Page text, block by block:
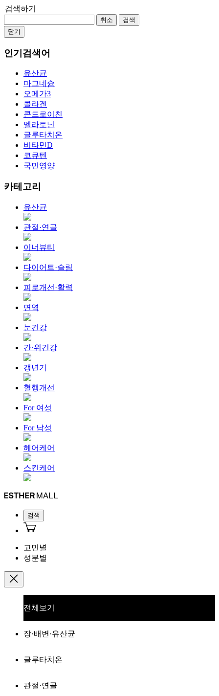
검색하기
취소
검색
닫기
인기검색어
유산균
마그네슘
오메가3
콜라겐
콘드로이친
멜라토닌
글루타치온
비타민D
코큐텐
국민영양
카테고리
유산균
관절·연골
이너뷰티
다이어트·슬림
피로개선·활력
면역
눈건강
간·위건강
갱년기
혈행개선
For 여성
For 남성
헤어케어
스킨케어
검색
고민별
성분별
전체보기
장·배변·유산균
글루타치온
관절·연골